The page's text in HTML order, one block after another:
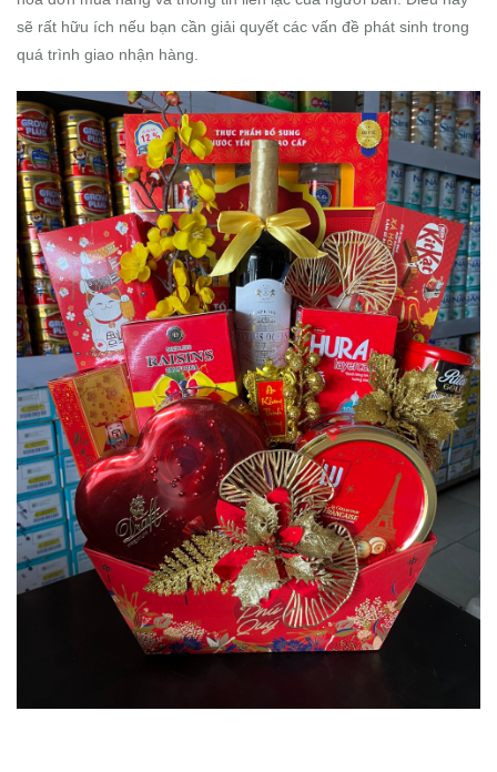
sẽ rất hữu ích nếu bạn cần giải quyết các vấn đề phát sinh trong
quá trình giao nhận hàng.